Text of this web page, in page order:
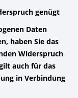
genügt
Daten
haben Sie das
Widerspruch
auch für das
in Verbindung